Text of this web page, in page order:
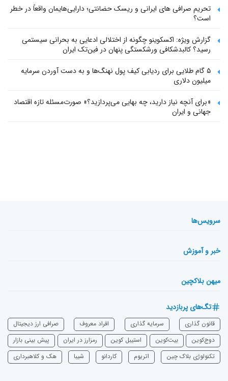
تحریم صرافی های ایرانی و ریسک حضانتی؛ دارایی‌هایمان واقعاً در خطر
است؟
گزارش ویژه: اکسکوینو چگونه از اختلالی ادعایی به بحرانی سیستمی
رسید؟ کالبدشکافی ورشکستگی پنهان در فین‌تک ایران
۵ گام طلایی برای ردیابی کیف پول‌ نهنگ‌ها و به دست آوردن سرمایه
میلیون دلاری
«برای آنچه نیاز دارید، چه بهایی می‌پردازید؟» صورت‌مسئله تازه اقتصاد
جهانی و ایران
سرویس‌ها
خبر و آموزش
میهن بلاکچین
تگ‌های پربازدید
قانون گذاری سرمایه‌ گذاری افراد معروف
صرافی ارز دیجیتال
دوج‌کوین
بیت‌کوین استیبل کوین رمزارز در ایران
پیش بینی بازار
تکنولوژی بلاک چین
اتریوم ‌کاردانو شیبا هک و کلاهبرداری